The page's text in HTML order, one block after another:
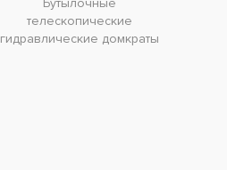
Бутылочные
телескопические
гидравлические домкраты